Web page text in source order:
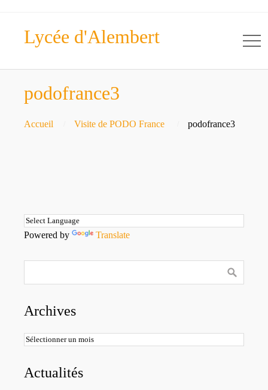
Lycée d'Alembert
podofrance3
Accueil Visite de PODO France podofrance3
Powered by Translate
Archives
Archives
Actualités